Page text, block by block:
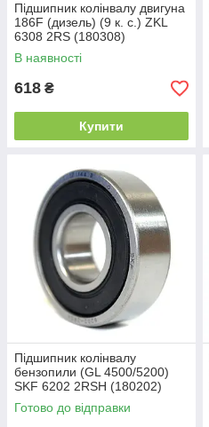
Підшипник колінвалу двигуна
186F (дизель) (9 к. с.) ZKL
6308 2RS (180308)
(40x90x23)
В наявності
618 ₴
Купити
Підшипник колінвалу
бензопили (GL 4500/5200)
SKF 6202 2RSH (180202)
Промислова упаковка
(15x35x11)
Готово до відправки